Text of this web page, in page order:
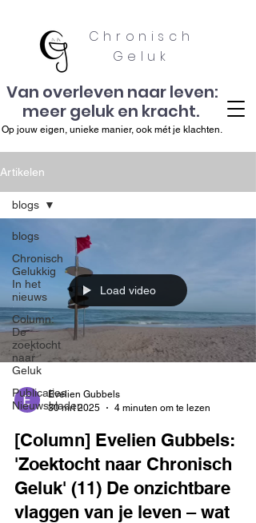
Op jouw eigen, unieke manier, ook mét je klachten.
Chronisch
Geluk
Van overleven naar leven:
meer geluk en kracht.
Artikelen
blogs
Chronisch
Gelukkig
In het
nieuws
Column:
De
zoektocht
naar
Geluk
Publicaties
Nieuwsbladen
blogs
Load video
Evelien Gubbels
30 mrt 2025
4 minuten om te lezen
[Column] Evelien Gubbels:
'Zoektocht naar Chronisch
Geluk' (11) De onzichtbare
vlaggen van je leven – wat